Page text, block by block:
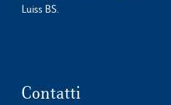
Luiss BS.
Contatti